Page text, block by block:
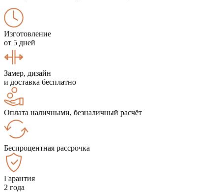
Изготовление
от 5 дней
Замер, дизайн
и доставка бесплатно
Оплата наличными, безналичный расчёт
Беспроцентная рассрочка
Гарантия
2 года